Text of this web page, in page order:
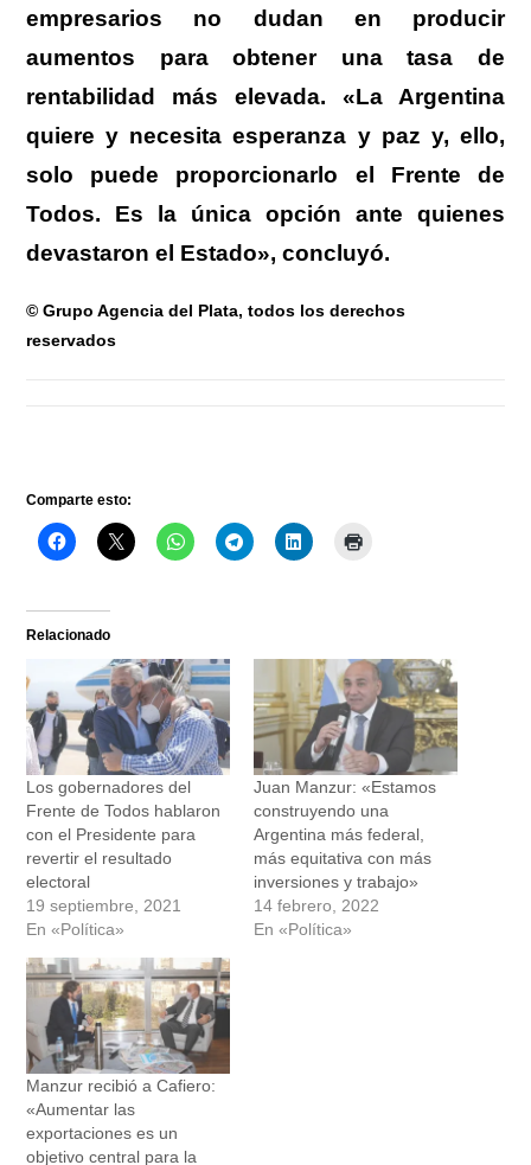
empresarios no dudan en producir
aumentos para obtener una tasa de
rentabilidad más elevada. «La Argentina
quiere y necesita esperanza y paz y, ello,
solo puede proporcionarlo el Frente de
Todos. Es la única opción ante quienes
devastaron el Estado», concluyó.
© Grupo Agencia del Plata, todos los derechos
reservados
Comparte esto:
Relacionado
Los gobernadores del
Frente de Todos hablaron
con el Presidente para
revertir el resultado
electoral
19 septiembre, 2021
En «Política»
Juan Manzur: «Estamos
construyendo una
Argentina más federal,
más equitativa con más
inversiones y trabajo»
14 febrero, 2022
En «Política»
Manzur recibió a Cafiero:
«Aumentar las
exportaciones es un
objetivo central para la